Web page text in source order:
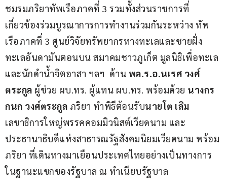
ชมรมภริยาทัพเรือภาคที่ 3 รวมทั้งส่วนราชการที่
เกี่ยวข้องร่วมบูรณาการการทำงานร่วมกันระหว่าง ทัพ
เรือภาคที่ 3 ศูนย์วิจัยทรัพยากรทางทะเลและชายฝั่ง
ทะเลอันดามันตอนบน สมาคมชาวภูเก็ต มูลนิธิเพื่อทะเล
และนักดำน้ำจิตอาสา ฯลฯ  ด้าน พล.ร.อ.นเรศ วงศ์
ตระกูล ผู้ช่วย ผบ.ทร. ผู้แทน ผบ.ทร. พร้อมด้วย นางกร
กนก วงศ์ตระกูล ภริยา ทำพิธีต้อนรับนายโต เลิม
เลขาธิการใหญ่พรรคคอมมิวนิสต์เวียดนาม และ
ประธานาธิบดีแห่งสาธารณรัฐสังคมนิยมเวียดนาม พร้อม
ภริยา ที่เดินทางมาเยือนประเทศไทยอย่างเป็นทางการ
ในฐานะแขกของรัฐบาล ณ ทำเนียบรัฐบาล